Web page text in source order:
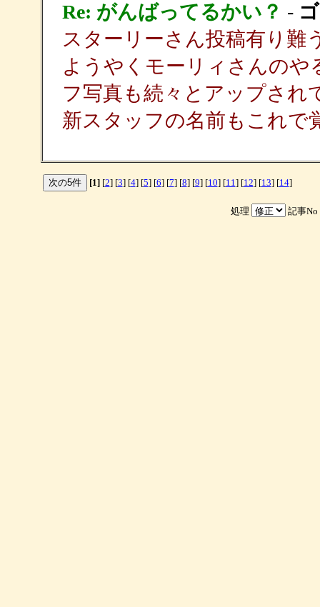
Re: がんばってるかい？ -
スターリーさん投稿有り難
ようやくモーリィさんの
フ写真も続々とアップさ
新スタッフの名前もこれ
[1][2] [3] [4] [5] [6] [7] [8] [9] [10] [11 ] [12] [13] [14]
処理 記事No